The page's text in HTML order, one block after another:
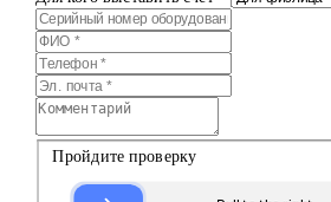
Пройдите проверку